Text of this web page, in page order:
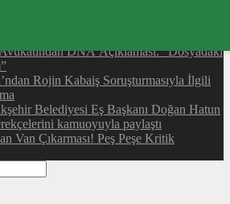
Yaşam Kompleksi İçin İmzalar Atıldı!
DNA Açıklaması: “Dosyadaki
Rojin Kabaiş Soruşturmasıyla İlgili
Belediyesi Eş Başkanı Doğan Hatun
kamuoyuyla paylaştı
Van Çıkarması! Peş Peşe Kritik